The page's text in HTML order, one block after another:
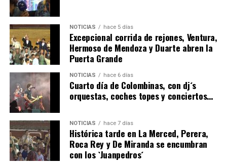
CUARTA CORRIDA DE LAS FIESTAS COLOMBINAS
2026
hace 6 días Huelvatv
NOTICIAS hace 5 días
Excepcional corrida de rejones, Ventura,
Hermoso de Mendoza y Duarte abren la
Puerta Grande
NOTICIAS hace 6 días
Cuarto día de Colombinas, con dj´s
orquestas, coches topes y conciertos…
NOTICIAS hace 7 días
Histórica tarde en La Merced, Perera,
Roca Rey y De Miranda se encumbran
con los `Juanpedros´